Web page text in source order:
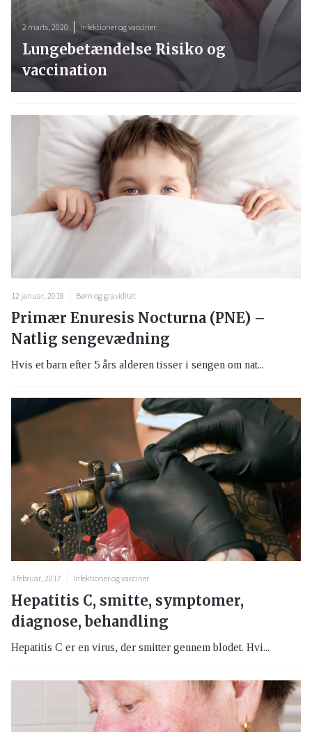
2 marts, 2020 Infektioner og vacciner
Lungebetændelse Risiko og
vaccination
12 januar, 2018 Børn og graviditet
Primær Enuresis Nocturna (PNE) –
Natlig sengevædning
Hvis et barn efter 5 års alderen tisser i sengen om nat...
3 februar, 2017 Infektioner og vacciner
Hepatitis C, smitte, symptomer,
diagnose, behandling
Hepatitis C er en virus, der smitter gennem blodet. Hvi...